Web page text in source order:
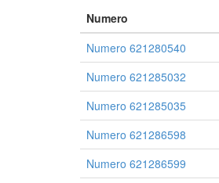
Numero
Numero 621280540
Numero 621285032
Numero 621285035
Numero 621286598
Numero 621286599